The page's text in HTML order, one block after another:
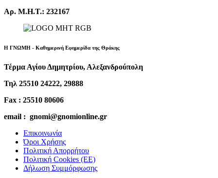
Αρ. Μ.Η.Τ.: 232167
Η ΓΝΩΜΗ - Καθημερινή Εφημερίδα της Θράκης
Τέρμα Αγίου Δημητρίου, Αλεξανδρούπολη
Τηλ 25510 24222, 29888
Fax : 25510 80606
email : gnomi@gnomionline.gr
Επικοινωνία
Όροι Χρήσης
Πολιτική Απορρήτου
Πολιτική Cookies (ΕΕ)
Δήλωση Συμμόρφωσης